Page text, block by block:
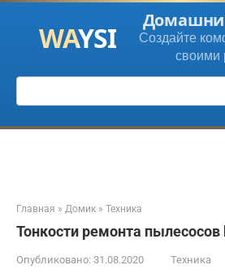
Перейти
контенту
Создайте
своими
Поиск:
Главная » Домик » Техника
Тонкости ремонта пылесосов
Опубликовано: 31.08.2020 Техника